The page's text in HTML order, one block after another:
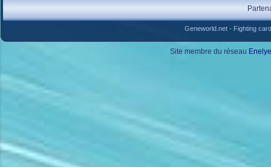
Geneworld.net- Fighting
Site membre du réseau Enelye